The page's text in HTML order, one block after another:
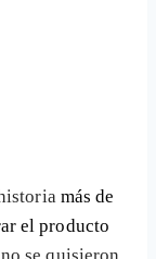
más de
el producto
se quisieron